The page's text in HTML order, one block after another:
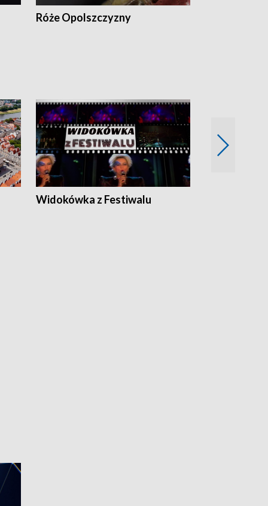
Róże Opolszczyzny
Widokówka z Festiwalu